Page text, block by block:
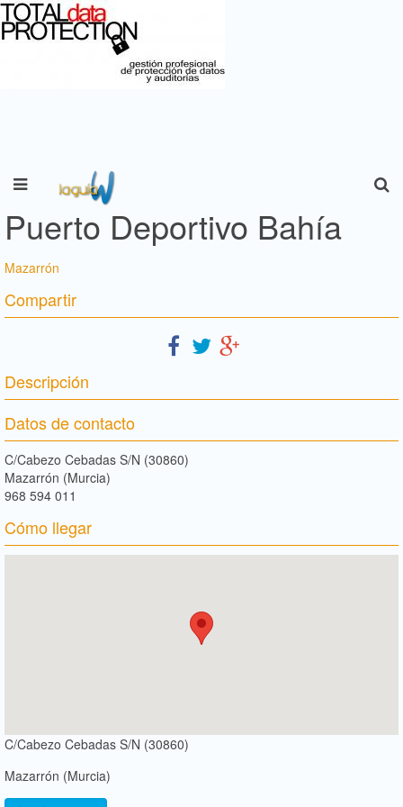
Puerto Deportivo Bahía
Mazarrón
Compartir
Descripción
Datos de contacto
C/Cabezo Cebadas S/N (30860)
Mazarrón (Murcia)
968 594 011
Cómo llegar
C/Cabezo Cebadas S/N (30860)
Mazarrón (Murcia)